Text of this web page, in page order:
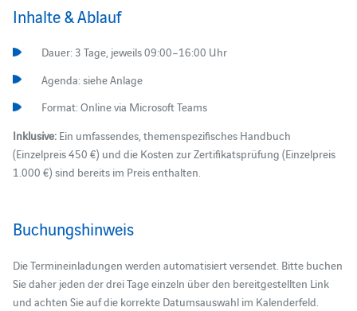
Inhalte & Ablauf
Dauer: 3 Tage, jeweils 09:00–16:00 Uhr
Agenda: siehe Anlage
Format: Online via Microsoft Teams
Inklusive:Ein umfassendes, themenspezifisches Handbuch
(Einzelpreis 450 €) und die Kosten zur Zertifikatsprüfung (Einzelpreis
1.000 €) sind bereits im Preis enthalten.
Buchungshinweis
Die Termineinladungen werden automatisiert versendet. Bitte buchen
Sie daher jeden der drei Tage einzeln über den bereitgestellten Link
und achten Sie auf die korrekte Datumsauswahl im Kalenderfeld.